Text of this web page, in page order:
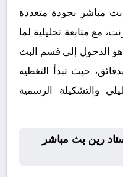
بث مباشر بجودة متعددة
مع متابعة تحليلية لما
هو الدخول إلى قسم البث
حيث تبدأ التغطية
والتشكيلة الرسمية
رين بث مباشر